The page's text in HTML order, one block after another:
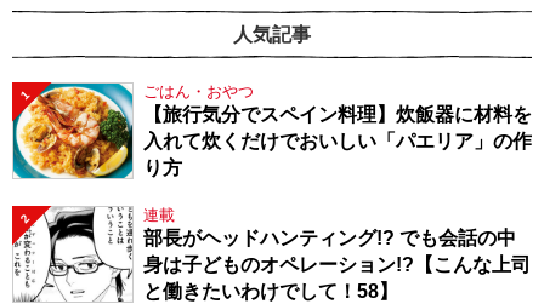
人気記事
1 ごはん・おやつ
【旅行気分でスペイン料理】炊飯器に材料を
入れて炊くだけでおいしい「パエリア」の作
り方
2 連載
部長がヘッドハンティング!? でも会話の中
身は子どものオペレーション!?【こんな上司
と働きたいわけでして！58】